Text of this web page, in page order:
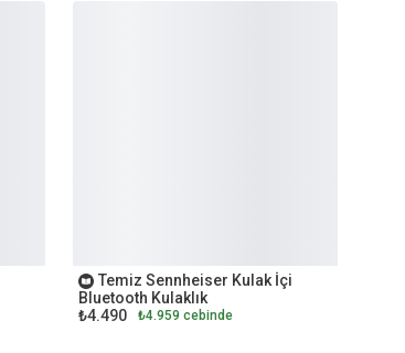
Temiz Sennheiser Kulak İçi
Bluetooth Kulaklık
₺4.490
₺4.959 cebinde